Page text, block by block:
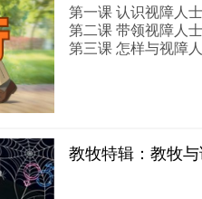
第一课 认识视障人士
第二课 带领视障人
第三课 怎样与视障
教牧特辑：教牧